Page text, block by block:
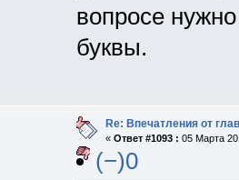
вопросе
буквы.
Re: Впечатления от
« Ответ #1093 : 05 Марта
(−)0